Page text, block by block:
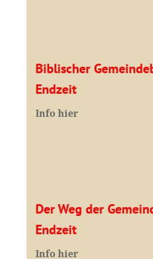
Biblischer
Endzeit
Info hier
Der Weg der
Endzeit
Info hier